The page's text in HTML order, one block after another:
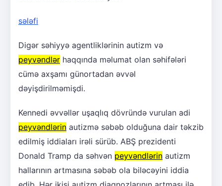
sələfi
Digər səhiyyə agentliklərinin autizm və
peyvəndlər haqqında məlumat olan səhifələri
cümə axşamı günortadan əvvəl
dəyişdirilməmişdi.
Kennedi əvvəllər uşaqlıq dövründə vurulan adi
peyvəndlərin autizmə səbəb olduğuna dair təkzib
edilmiş iddiaları irəli sürüb. ABŞ prezidenti
Donald Tramp da səhvən peyvəndlərin autizm
hallarının artmasına səbəb ola biləcəyini iddia